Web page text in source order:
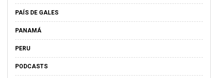
PAÍS DE GALES
PANAMÁ
PERU
PODCASTS